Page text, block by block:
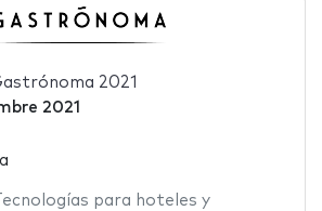
2021
2021
Tecnologías para hoteles y